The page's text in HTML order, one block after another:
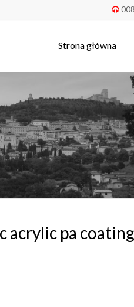

Strona główna
acrylic pa coating